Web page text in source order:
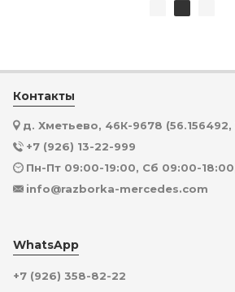
Контакты
д. Хметьево, 46К-9678 (56.156492,
+7 (926) 13-22-999
Пн-Пт 09:00-19:00, Сб 09:00-
info@razborka-mercedes.com
WhatsApp
+7 (926) 358-82-22